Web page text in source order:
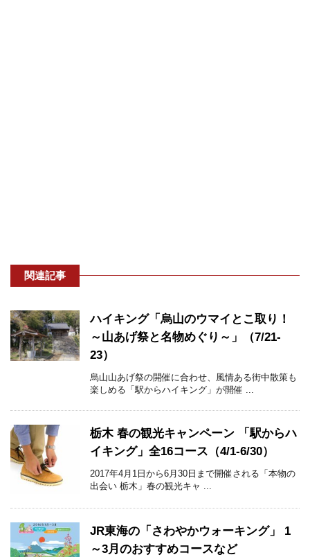
関連記事
ハイキング「烏山のウマイとこ取り！
～山あげ祭と名物めぐり～」（7/21-
23）
烏山山あげ祭の開催に合わせ、風情ある街中散策も
楽しめる「駅からハイキング」が開催 ...
栃木 春の観光キャンペーン 「駅からハ
イキング」全16コース（4/1-6/30）
2017年4月1日から6月30日まで開催される「本物の
出会い 栃木」春の観光キャ ...
JR東海の「さわやかウォーキング」 1
～3月のおすすめコースなど